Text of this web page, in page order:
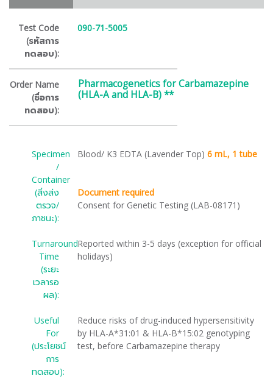
Test Code
(รหัสการ
ทดสอบ):
090-71-5005
Order Name
(ชื่อการ
ทดสอบ):
Pharmacogenetics for Carbamazepine
(HLA-A and HLA-B) **
Specimen
/
Container
(สิ่งส่ง
ตรวจ/
ภาชนะ):
Blood/ K3 EDTA (Lavender Top) 6 mL, 1 tube
Document required
Consent for Genetic Testing (LAB-08171)
Turnaround
Time
(ระยะ
เวลารอ
ผล):
Reported within 3-5 days (exception for official
holidays)
Useful
For
(ประโยชน์
การ
ทดสอบ):
Reduce risks of drug-induced hypersensitivity
by HLA-A*31:01 & HLA-B*15:02 genotyping
test, before Carbamazepine therapy